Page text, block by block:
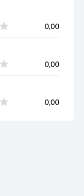
0,00
0,00
0,00